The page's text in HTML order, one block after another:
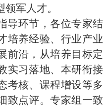
军人才。
导环节，各位专家结
培养经验、行业产业
前沿，从培养目标定
实习落地、本研衔接
考核、课程增设等多
致点评。专家组一致